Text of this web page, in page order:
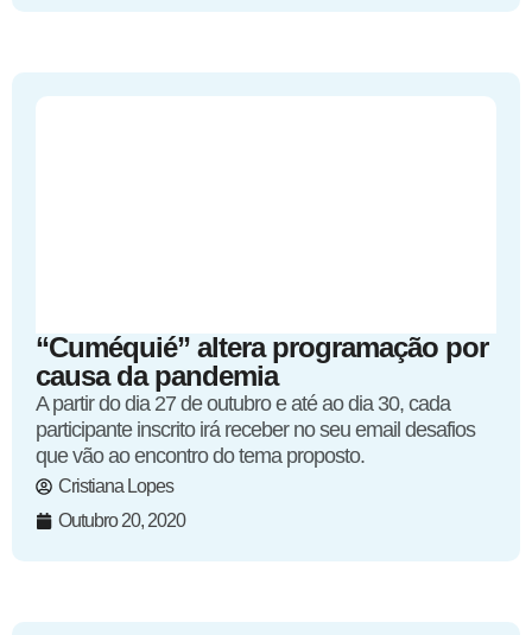
“Cuméquié” altera programação por
causa da pandemia
A partir do dia 27 de outubro e até ao dia 30, cada
participante inscrito irá receber no seu email desafios
que vão ao encontro do tema proposto.
Cristiana Lopes
Outubro 20, 2020